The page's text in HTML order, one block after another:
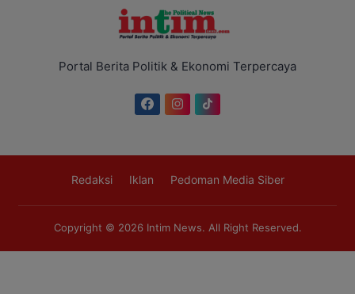
Portal Berita Politik & Ekonomi Terpercaya
Redaksi Iklan Pedoman Media Siber
Copyright © 2026 Intim News. All Right Reserved.